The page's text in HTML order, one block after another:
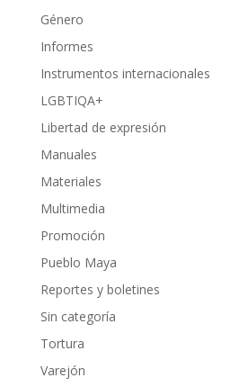
Género
Informes
Instrumentos internacionales
LGBTIQA+
Libertad de expresión
Manuales
Materiales
Multimedia
Promoción
Pueblo Maya
Reportes y boletines
Sin categoría
Tortura
Varejón